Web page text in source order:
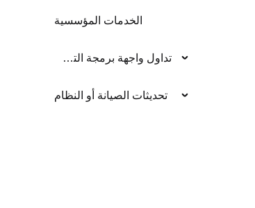
الخدمات المؤسسية
تداول واجهة برمجة التطبيق
تحديثات الصيانة أو النظام